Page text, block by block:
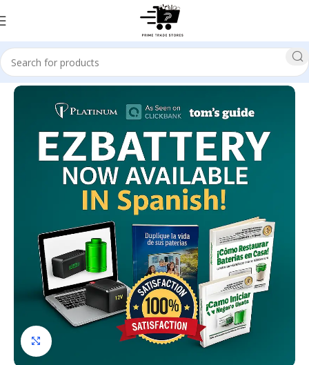
Home Green Product
Click to enlarge